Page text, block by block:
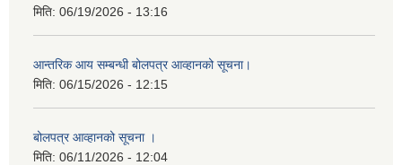
मिति: 06/19/2026 - 13:16
आन्तरिक आय सम्बन्धी बोलपत्र आव्हानको सूचना।
मिति: 06/15/2026 - 12:15
बोलपत्र आव्हानको सूचना ।
मिति: 06/11/2026 - 12:04